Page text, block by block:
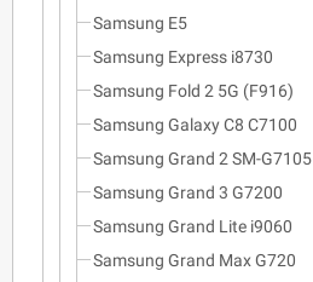
Samsung E5
Samsung Express i8730
Samsung Fold 2 5G (F916)
Samsung Galaxy C8 C7100
Samsung Grand 2 SM-G7105
Samsung Grand 3 G7200
Samsung Grand Lite i9060
Samsung Grand Max G720